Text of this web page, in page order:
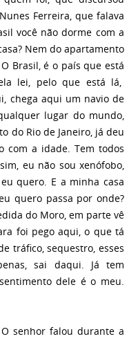
Ferreira, que falava
você não dorme com a
Nem do apartamento
Brasil, é o país que está
lei, pelo que está lá,
chega aqui um navio de
lugar do mundo,
do Rio de Janeiro, já deu
com a idade. Tem todos
eu não sou xenófobo,
quero. E a minha casa
quero passa por onde?
do Moro, em parte vê
foi pego aqui, o que tá
tráfico, sequestro, esses
sai daqui. Já tem
dele é o meu.
O senhor falou durante a